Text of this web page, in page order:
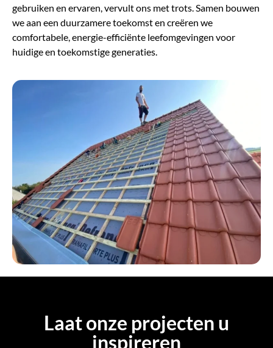
gebruiken en ervaren, vervult ons met trots. Samen bouwen
we aan een duurzamere toekomst en creëren we
comfortabele, energie-efficiënte leefomgevingen voor
huidige en toekomstige generaties.
Laat onze projecten u
inspireren